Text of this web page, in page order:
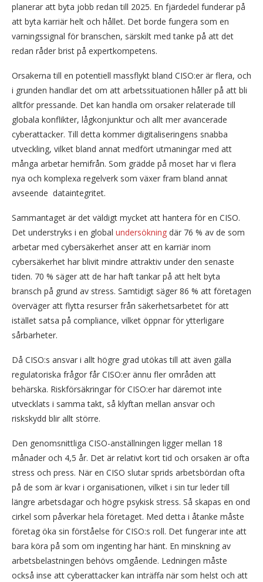
planerar att byta jobb redan till 2025. En fjärdedel funderar på
att byta karriär helt och hållet. Det borde fungera som en
varningssignal för branschen, särskilt med tanke på att det
redan råder brist på expertkompetens.
Orsakerna till en potentiell massflykt bland CISO:er är flera, och
i grunden handlar det om att arbetssituationen håller på att bli
alltför pressande. Det kan handla om orsaker relaterade till
globala konflikter, lågkonjunktur och allt mer avancerade
cyberattacker. Till detta kommer digitaliseringens snabba
utveckling, vilket bland annat medfört utmaningar med att
många arbetar hemifrån. Som grädde på moset har vi flera
nya och komplexa regelverk som växer fram bland annat
avseende dataintegritet.
Sammantaget är det väldigt mycket att hantera för en CISO.
Det understryks i en global undersökning där 76 % av de som
arbetar med cybersäkerhet anser att en karriär inom
cybersäkerhet har blivit mindre attraktiv under den senaste
tiden. 70 % säger att de har haft tankar på att helt byta
bransch på grund av stress. Samtidigt säger 86 % att företagen
överväger att flytta resurser från säkerhetsarbetet för att
istället satsa på compliance, vilket öppnar för ytterligare
sårbarheter.
Då CISO:s ansvar i allt högre grad utökas till att även gälla
regulatoriska frågor får CISO:er ännu fler områden att
behärska. Riskförsäkringar för CISO:er har däremot inte
utvecklats i samma takt, så klyftan mellan ansvar och
riskskydd blir allt större.
Den genomsnittliga CISO-anställningen ligger mellan 18
månader och 4,5 år. Det är relativt kort tid och orsaken är ofta
stress och press. När en CISO slutar sprids arbetsbördan ofta
på de som är kvar i organisationen, vilket i sin tur leder till
längre arbetsdagar och högre psykisk stress. Så skapas en ond
cirkel som påverkar hela företaget. Med detta i åtanke måste
företag öka sin förståelse för CISO:s roll. Det fungerar inte att
bara köra på som om ingenting har hänt. En minskning av
arbetsbelastningen behövs omgående. Ledningen måste
också inse att cyberattacker kan inträffa när som helst och att